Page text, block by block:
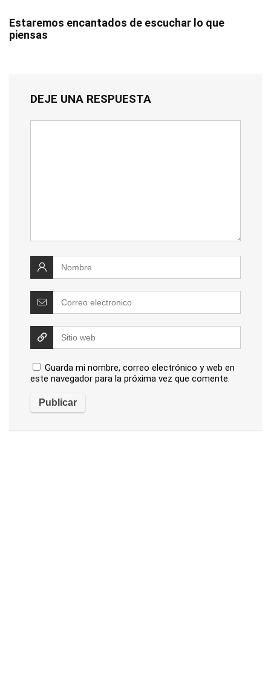
Estaremos encantados de escuchar lo que
piensas
DEJE UNA RESPUESTA
Guarda mi nombre, correo electrónico y web en
este navegador para la próxima vez que comente.